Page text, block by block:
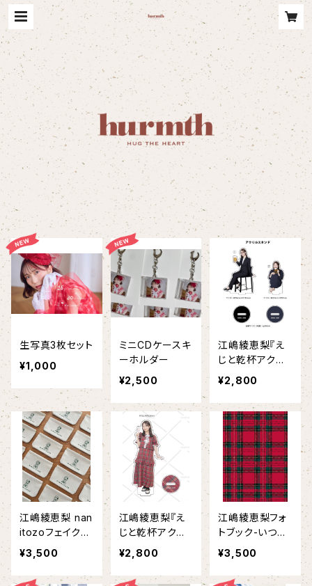
生写真3枚セット
¥1,000
ミニCDケースキ
ーホルダー
¥2,500
江嶋綾恵梨『え
じと乾杯アクス
タ〜ビール編①,
②〜』
¥2,800
江嶋綾恵梨 nan
itozoフェイクレ
ザーポーチ
¥3,500
江嶋綾恵梨『え
じと乾杯アクス
タ〜シャンパン
編〜』
¥2,800
江嶋綾恵梨フォ
トブック-いつも
のワタシ。-
¥3,500